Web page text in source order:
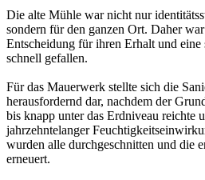
Die alte Mühle war nicht nur
sondern für den ganzen Ort. Daher
Entscheidung für ihren Erhalt und eine
schnell gefallen.
Für das Mauerwerk stellte sich die
herausfordernd dar, nachdem der
bis knapp unter das Erdniveau reichte
jahrzehntelanger
wurden alle durchgeschnitten und die
erneuert.